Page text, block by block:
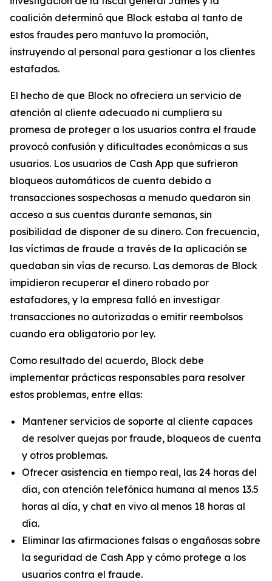
coalición determinó que Block estaba al tanto de
estos fraudes pero mantuvo la promoción,
instruyendo al personal para gestionar a los clientes
estafados.
El hecho de que Block no ofreciera un servicio de
atención al cliente adecuado ni cumpliera su
promesa de proteger a los usuarios contra el fraude
provocó confusión y dificultades económicas a sus
usuarios. Los usuarios de Cash App que sufrieron
bloqueos automáticos de cuenta debido a
transacciones sospechosas a menudo quedaron sin
acceso a sus cuentas durante semanas, sin
posibilidad de disponer de su dinero. Con frecuencia,
las víctimas de fraude a través de la aplicación se
quedaban sin vías de recurso. Las demoras de Block
impidieron recuperar el dinero robado por
estafadores, y la empresa falló en investigar
transacciones no autorizadas o emitir reembolsos
cuando era obligatorio por ley.
Como resultado del acuerdo, Block debe
implementar prácticas responsables para resolver
estos problemas, entre ellas:
Mantener servicios de soporte al cliente capaces
de resolver quejas por fraude, bloqueos de cuenta
y otros problemas.
Ofrecer asistencia en tiempo real, las 24 horas del
día, con atención telefónica humana al menos 13.5
horas al día, y chat en vivo al menos 18 horas al
día.
Eliminar las afirmaciones falsas o engañosas sobre
la seguridad de Cash App y cómo protege a los
usuarios contra el fraude.